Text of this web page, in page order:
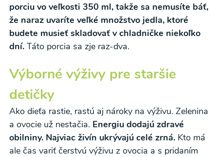
porciu vo veľkosti 350 ml, takže sa nemusíte báť,
že naraz uvaríte veľké množstvo jedla, ktoré
budete musieť skladovať v chladničke niekoľko
dní. Táto porcia sa zje raz-dva.
Výborné výživy pre staršie
detičky
Ako dieťa rastie, rastú aj nároky na výživu. Zelenina
a ovocie už nestačia. Energiu dodajú zdravé
obilniny. Najviac živín ukrývajú celé zrná. Kto má
ale čas variť čerstvú výživu z ovocia a s pridaním
Odoslaním registrácie na Newsletter súhlasím so
spracovaním osobných údajov pre účely
zasielania newsletteru a potvrdzujem, že som si
prečítal(a)informácie o Ochrane osobných
údajova súhlasím s nimi.